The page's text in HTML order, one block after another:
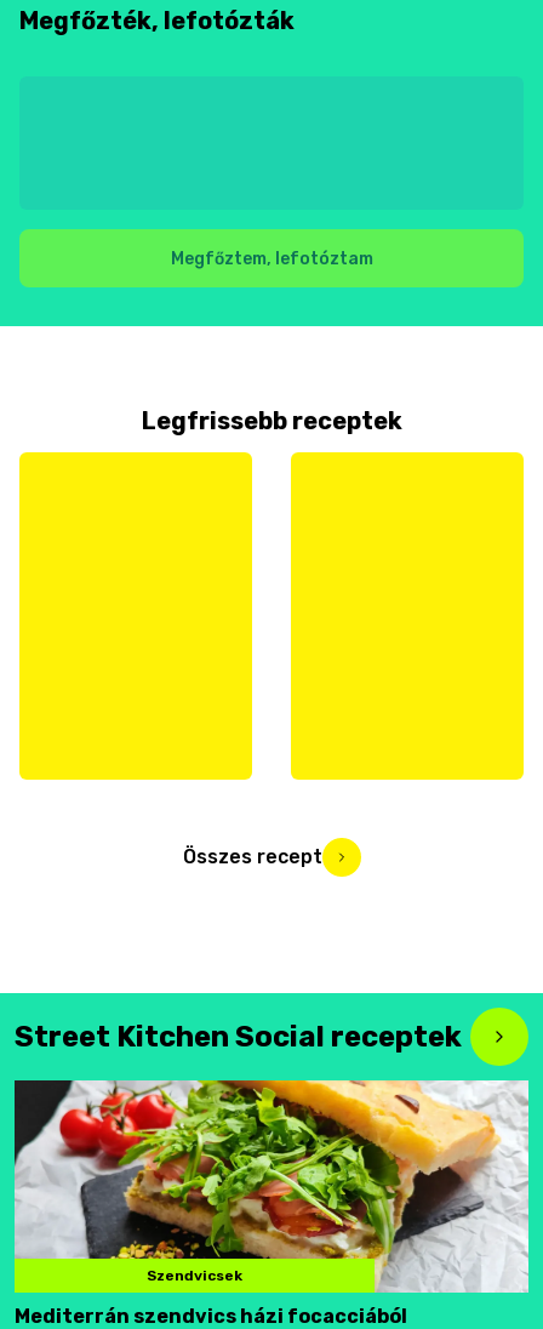
Megfőzték, lefotózták
Megfőztem, lefotóztam
Legfrissebb receptek
Összes recept
Street Kitchen Social receptek
Szendvicsek
Mediterrán szendvics házi focacciából